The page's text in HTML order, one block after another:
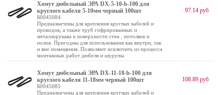
Хомут дюбельный ЭРА DX-5-10-b-100 для
круглого кабеля 5-10мм черный 100шт
Б0045084
Предназначены для крепления круглых кабелей и
проводов, а также труб гофрированных и
металлорукава к поверхности стен , потолков и
полов. Пригодны для использования как внутри, так
и вне помещения. Позволяют исключить из процесса
монтажных работ дюбеля и шурупы.
97.14 руб
Хомут дюбельный ЭРА DX-11-18-b-100 для
круглого кабеля 11-18мм черный 100шт
Б0045085
Предназначены для крепления круглых кабелей и
108.89 руб